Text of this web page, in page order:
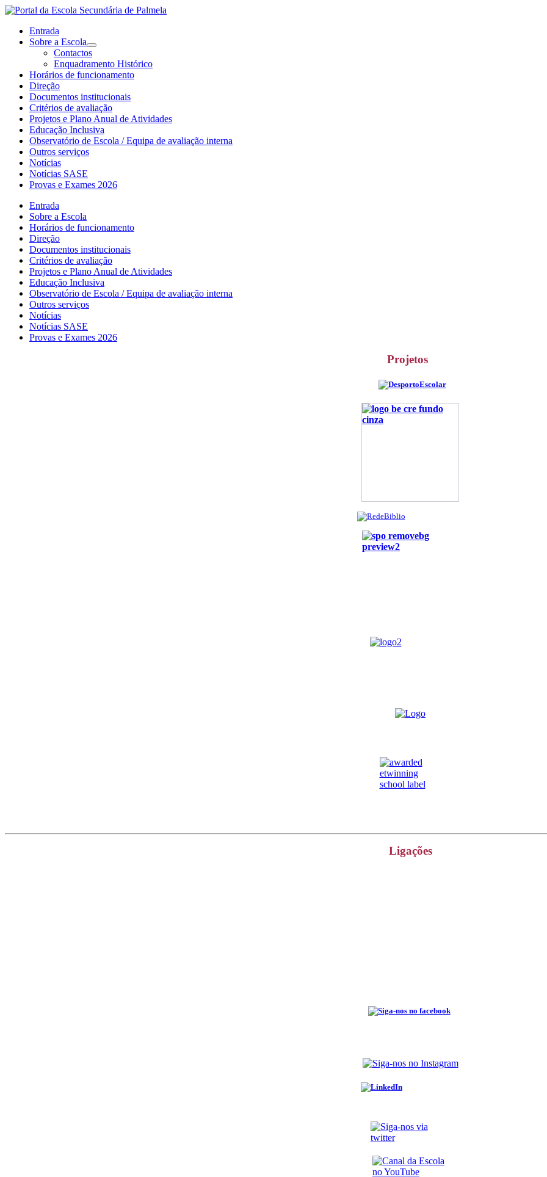
Entrada
Sobre a Escola
Contactos
Enquadramento Histórico
Horários de funcionamento
Direção
Documentos institucionais
Critérios de avaliação
Projetos e Plano Anual de Atividades
Educação Inclusiva
Observatório de Escola / Equipa de avaliação interna
Outros serviços
Notícias
Notícias SASE
Provas e Exames 2026
Entrada
Sobre a Escola
Horários de funcionamento
Direção
Documentos institucionais
Critérios de avaliação
Projetos e Plano Anual de Atividades
Educação Inclusiva
Observatório de Escola / Equipa de avaliação interna
Outros serviços
Notícias
Notícias SASE
Provas e Exames 2026
Projetos
Ligações